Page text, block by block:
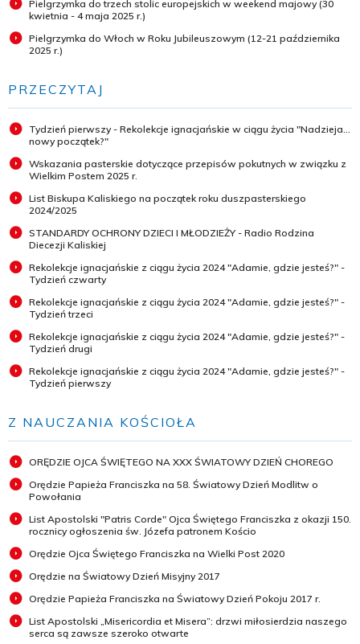
Pielgrzymka do trzech stolic europejskich w weekend majowy (30
kwietnia - 4 maja 2025 r.)
Pielgrzymka do Włoch w Roku Jubileuszowym (12-21 października
2025 r.)
PRZECZYTAJ
Tydzień pierwszy - Rekolekcje ignacjańskie w ciągu życia "Nadzieja...
nowy początek?"
Wskazania pasterskie dotyczące przepisów pokutnych w związku z
Wielkim Postem 2025 r.
List Biskupa Kaliskiego na początek roku duszpasterskiego
2024/2025
STANDARDY OCHRONY DZIECI I MŁODZIEŻY - Radio Rodzina
Diecezji Kaliskiej
Rekolekcje ignacjańskie z ciągu życia 2024 "Adamie, gdzie jesteś?" -
Tydzień czwarty
Rekolekcje ignacjańskie z ciągu życia 2024 "Adamie, gdzie jesteś?" -
Tydzień trzeci
Rekolekcje ignacjańskie z ciągu życia 2024 "Adamie, gdzie jesteś?" -
Tydzień drugi
Rekolekcje ignacjańskie z ciągu życia 2024 "Adamie, gdzie jesteś?" -
Tydzień pierwszy
Z NAUCZANIA KOŚCIOŁA
ORĘDZIE OJCA ŚWIĘTEGO NA XXX ŚWIATOWY DZIEŃ CHOREGO
Orędzie Papieża Franciszka na 58. Światowy Dzień Modlitw o
Powołania
List Apostolski "Patris Corde" Ojca Świętego Franciszka z okazji 150.
rocznicy ogłoszenia św. Józefa patronem Kościo
Orędzie Ojca Świętego Franciszka na Wielki Post 2020
Orędzie na Światowy Dzień Misyjny 2017
Orędzie Papieża Franciszka na Światowy Dzień Pokoju 2017 r.
List Apostolski „Misericordia et Misera”: drzwi miłosierdzia naszego
serca są zawsze szeroko otwarte